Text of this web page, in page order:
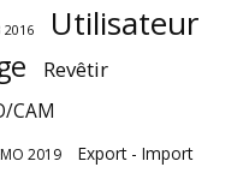
2016 Utilisateur
Revêtir
CAM
2019 Export - Import